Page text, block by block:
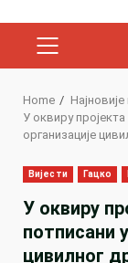
PRIMARY
Home
Најновије
У оквиру
организације
Вијести Гацко
У оквиру
потписани
цивилног